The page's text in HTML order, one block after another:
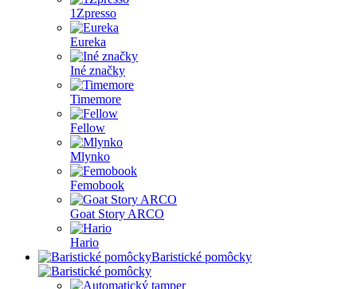
1Zpresso
Eureka
Iné značky
Timemore
Fellow
Mlynko
Femobook
Goat Story ARCO
Hario
Baristické pomôcky